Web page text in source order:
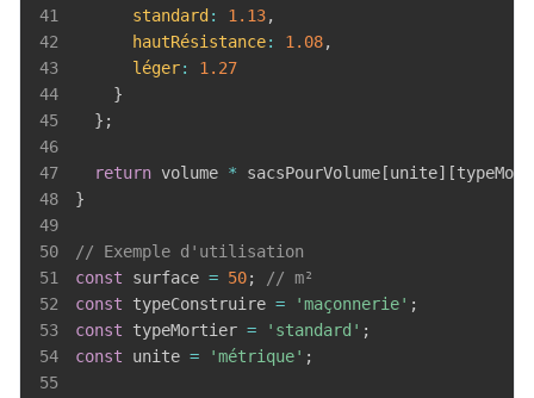
41
standard : 1.13,
42
hautRésistance: 1.08,
43
léger:
1.27
44
}
45
} ;
46
47
return volume * sacsPourVolume[unite] [
48
}
49
50
// Exemple d'utilisation
51
const surface = 50;
// m²
52
const typeConstruire = 'maçonnerie' ;
53
const typeMortier = 'standard' ;
54
const unite = 'métrique' ;
55